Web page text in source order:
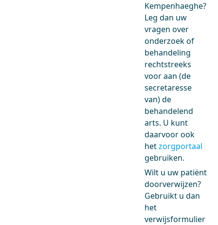
Kempenhaeghe?
Leg dan uw
vragen over
onderzoek of
behandeling
rechtstreeks
voor aan (de
secretaresse
van) de
behandelend
arts. U kunt
daarvoor ook
hetzorgportaal
gebruiken.
Wilt u uw patiënt
doorverwijzen?
Gebruikt u dan
het
verwijsformulier